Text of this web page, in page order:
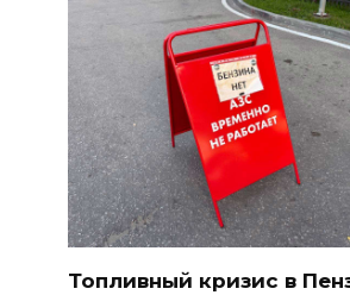
Топливный кризис в